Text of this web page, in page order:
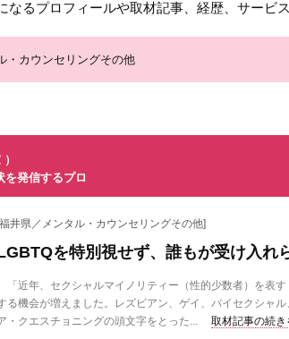
るプロフィールや取材記事、経歴、サービ
・カウンセリングその他
を発信するプロ
井県／メンタル・カウンセリングその他]
を特別視せず、誰もが受け入れ
「近年、セクシャルマイノリティー（性的少数者）を表す
る機会が増えました。レズビアン、ゲイ、バイセクシャ
・クエスチョニングの頭文字をとった...
取材記事の続